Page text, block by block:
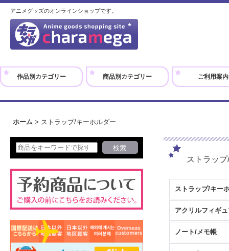
アニメグッズのオンラインショップです。
作品別カテゴリー 商品別カテゴリー ご利用案内
ホーム > ストラップ/キーホルダー
ストラッ
ストラップ/キー
ノート/メモ帳